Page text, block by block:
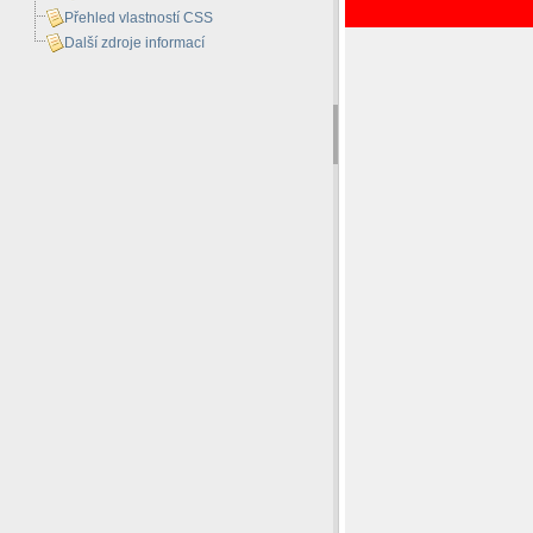
Přehled vlastností CSS
Další zdroje informací